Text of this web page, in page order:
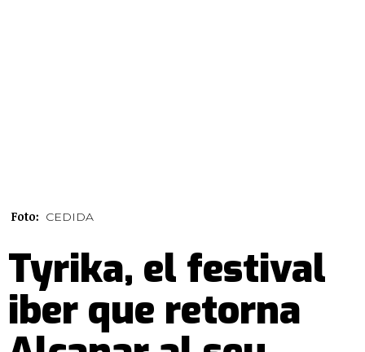
Foto: CEDIDA
Tyrika, el festival
iber que retorna